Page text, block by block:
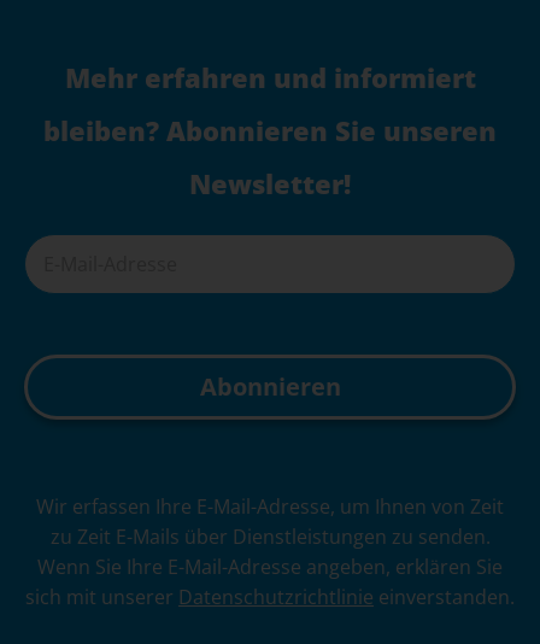
Mehr erfahren und informiert
bleiben? Abonnieren Sie unseren
Newsletter!
e
Wir erfassen Ihre E-Mail-Adresse, um Ihnen von Zeit
zu Zeit E-Mails über Dienstleistungen zu senden.
Wenn Sie Ihre E-Mail-Adresse angeben, erklären Sie
sich mit unserer Datenschutzrichtlinie einverstanden.